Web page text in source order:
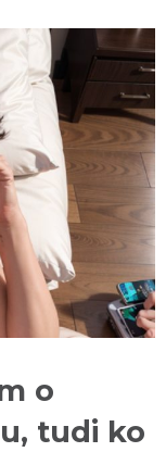
o
tudi ko